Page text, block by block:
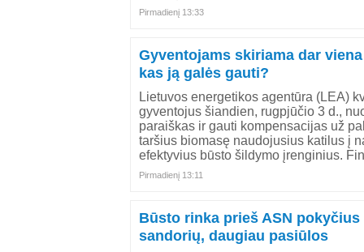
Pirmadienį 13:33
Gyventojams skiriama dar
kas ją galės gauti?
Lietuvos energetikos agentūra (LEA)
gyventojus šiandien, rugpjūčio 3 d.,
paraiškas ir gauti kompensacijas už
taršius biomasę naudojusius katilus į
efektyvius būsto šildymo įrenginius.
Pirmadienį 13:11
Būsto rinka prieš ASN pokyčius
sandorių, daugiau pasiūlos